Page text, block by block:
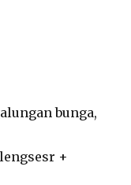
bunga,
+